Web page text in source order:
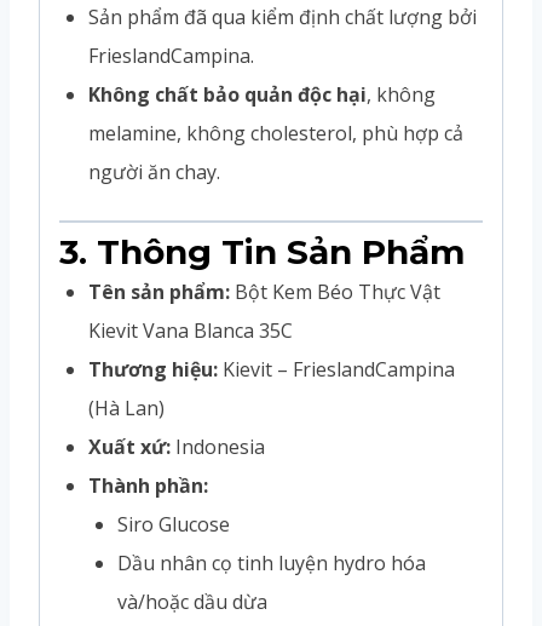
Sản phẩm đã qua kiểm định chất lượng bởi
FrieslandCampina.
Không chất bảo quản độc hại, không
melamine, không cholesterol, phù hợp cả
người ăn chay.
3. Thông Tin Sản Phẩm
Tên sản phẩm: Bột Kem Béo Thực Vật
Kievit Vana Blanca 35C
Thương hiệu: Kievit – FrieslandCampina
(Hà Lan)
Xuất xứ: Indonesia
Thành phần:
Siro Glucose
Dầu nhân cọ tinh luyện hydro hóa
và/hoặc dầu dừa